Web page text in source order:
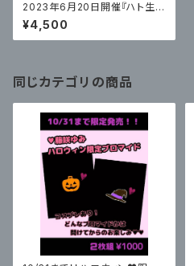
2023年6月20日開催『ハト生誕
祭〜僕らの理想郷へようこそ〜』
配信＆アーカイブチケット
¥4,500
同じカテゴリの商品